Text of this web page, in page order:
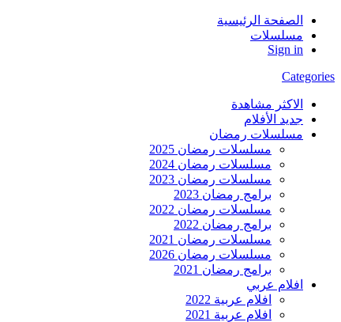
الصفحة الرئيسية
مسلسلات
Sign in
Categories
الاكثر مشاهدة
جديد الأفلام
مسلسلات رمضان
مسلسلات رمضان 2025
مسلسلات رمضان 2024
مسلسلات رمضان 2023
برامج رمضان 2023
مسلسلات رمضان 2022
برامج رمضان 2022
مسلسلات رمضان 2021
مسلسلات رمضان 2026
برامج رمضان 2021
افلام عربي
افلام عربية 2022
افلام عربية 2021